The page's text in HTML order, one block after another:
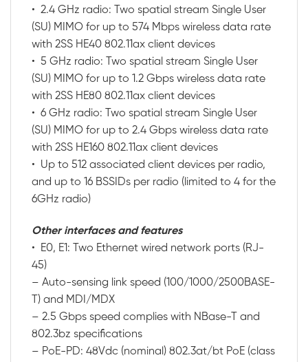
• 2.4 GHz radio: Two spatial stream Single User
(SU) MIMO for up to 574 Mbps wireless data rate
with 2SS HE40 802.11ax client devices
• 5 GHz radio: Two spatial stream Single User
(SU) MIMO for up to 1.2 Gbps wireless data rate
with 2SS HE80 802.11ax client devices
• 6 GHz radio: Two spatial stream Single User
(SU) MIMO for up to 2.4 Gbps wireless data rate
with 2SS HE160 802.11ax client devices
• Up to 512 associated client devices per radio,
and up to 16 BSSIDs per radio (limited to 4 for the
6GHz radio)
Other interfaces and features
• E0, E1: Two Ethernet wired network ports (RJ-
45)
– Auto-sensing link speed (100/1000/2500BASE-
T) and MDI/MDX
– 2.5 Gbps speed complies with NBase-T and
802.3bz specifications
– PoE-PD: 48Vdc (nominal) 802.3at/bt PoE (class